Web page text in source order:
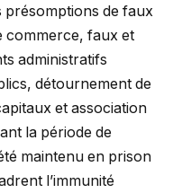
présomptions de faux
commerce, faux et
administratifs
détournement de
et association
la période de
maintenu en prison
l’immunité